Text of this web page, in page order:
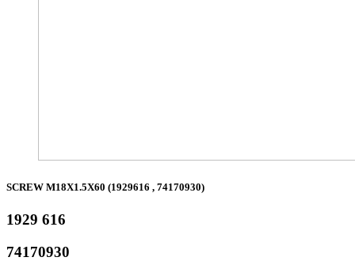
SCREW M18X1.5X60 (1929616 , 74170930)
1929 616
74170930